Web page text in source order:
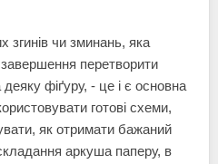
згинів чи зминань, яка
перетворити
фіґуру, - це і є основна
готові схеми,
як отримати бажаний
аркуша паперу, в